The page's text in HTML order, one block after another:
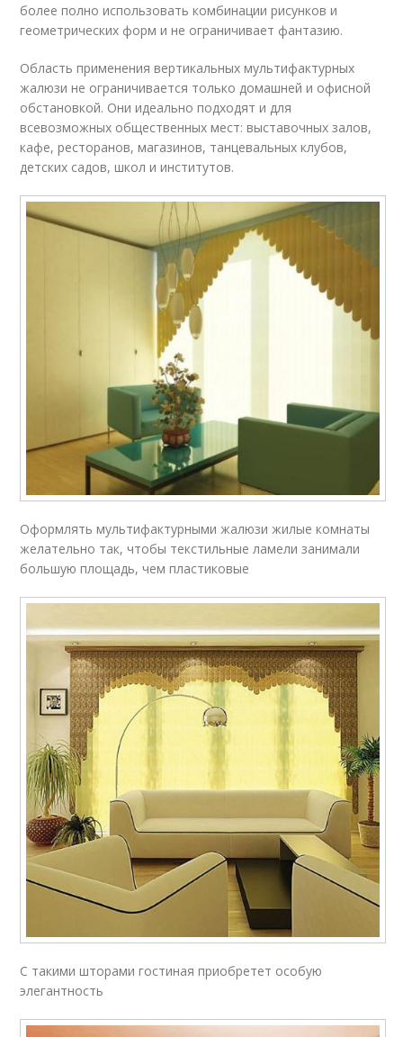
более полно использовать комбинации рисунков и
геометрических форм и не ограничивает фантазию.
Область применения вертикальных мультифактурных
жалюзи не ограничивается только домашней и офисной
обстановкой. Они идеально подходят и для
всевозможных общественных мест: выставочных залов,
кафе, ресторанов, магазинов, танцевальных клубов,
детских садов, школ и институтов.
Оформлять мультифактурными жалюзи жилые комнаты
желательно так, чтобы текстильные ламели занимали
большую площадь, чем пластиковые
С такими шторами гостиная приобретет особую
элегантность